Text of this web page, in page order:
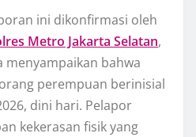
ini dikonfirmasi oleh
Metro Jakarta Selatan,
menyampaikan bahwa
perempuan berinisial
dini hari. Pelapor
kekerasan fisik yang